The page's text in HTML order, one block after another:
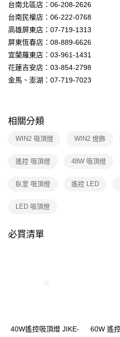
便利好安心！
１．簡單：不需註冊會員、不需綁卡、不
３．安心：先確認商品／服務後，再付款
【「AFTEE先享後付」結帳流程】
１．於結帳方式選擇「AFTEE先享後付
結帳頁面，進行簡訊認證並確認金額後，
２．訂單成立數日內，您將收到繳費通知
後付繳納相關費用。
是否繳費成功／繳費後需取消欲退款等
易，需依本服務之必要範圍內提供個人
２．關於個人資料處理事宜，請瀏覽以下
「AFTEE先享後付」，若未經同意申辦
任。
運送方式
新竹貨運宅配
台南北區店：06-208-2626
台南民權店：06-222-0768
高雄屏東店：07-719-1313
屏東恆春店：08-889-6626
宜蘭羅東店：03-961-1431
花蓮吉安店：03-854-2798
金馬、澎湖：07-719-7023
相關分類
WIN2 吸頂燈 WIN2 燈飾
遙控 吸頂燈 48W 吸頂燈
臥室 吸頂燈 遙控 LED
LED 吸頂燈
必買清單
40W遙控吸頂燈 JIKE-
60W 遙